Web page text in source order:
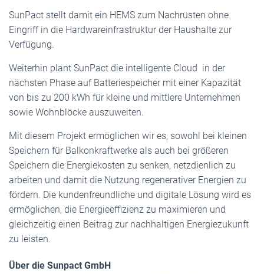
SunPact stellt damit ein HEMS zum Nachrüsten ohne
Eingriff in die Hardwareinfrastruktur der Haushalte zur
Verfügung.
Weiterhin plant SunPact die intelligente Cloud in der
nächsten Phase auf Batteriespeicher mit einer Kapazität
von bis zu 200 kWh für kleine und mittlere Unternehmen
sowie Wohnblöcke auszuweiten.
Mit diesem Projekt ermöglichen wir es, sowohl bei kleinen
Speichern für Balkonkraftwerke als auch bei größeren
Speichern die Energiekosten zu senken, netzdienlich zu
arbeiten und damit die Nutzung regenerativer Energien zu
fördern. Die kundenfreundliche und digitale Lösung wird es
ermöglichen, die Energieeffizienz zu maximieren und
gleichzeitig einen Beitrag zur nachhaltigen Energiezukunft
zu leisten.
Über die Sunpact GmbH